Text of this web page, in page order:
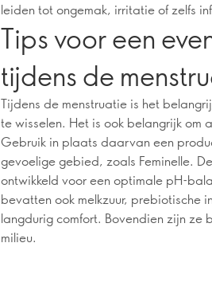
leiden tot ongemak, irritatie of zelfs
Tips voor een
tijdens de
Tijdens de menstruatie is het
te wisselen. Het is ook belangrijk om
Gebruik in plaats daarvan een
gevoelige gebied, zoals Feminelle.
ontwikkeld voor een optimale pH-
bevatten ook melkzuur, prebiotische
langdurig comfort. Bovendien zijn
milieu.